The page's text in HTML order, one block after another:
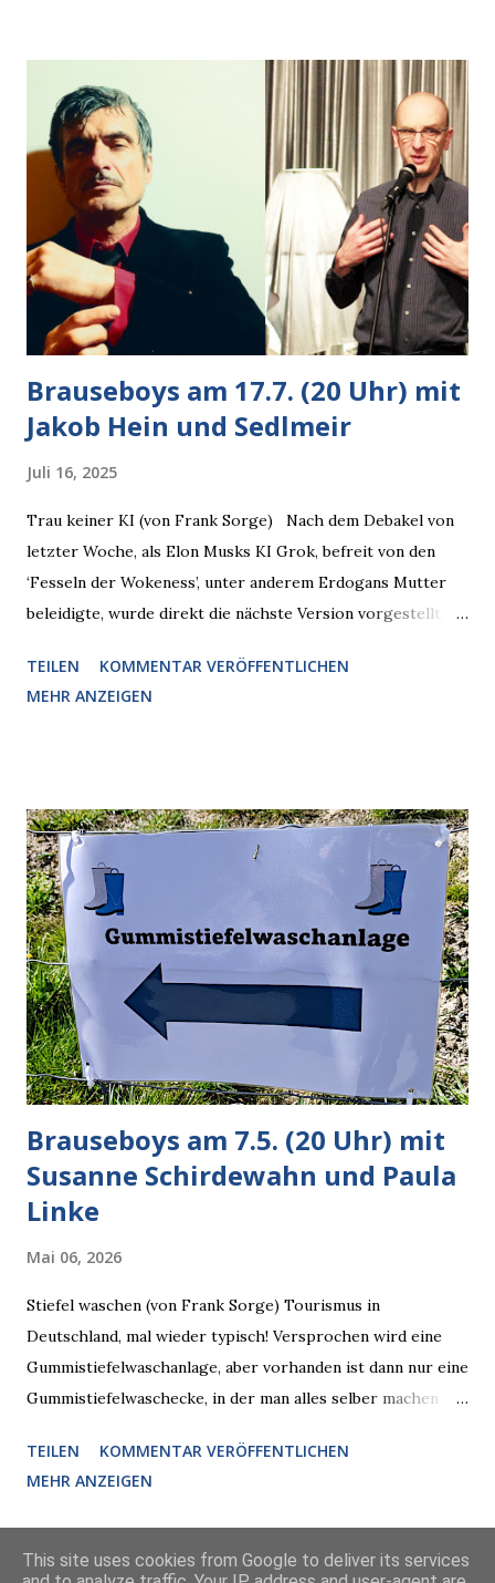
Krähe und ihn an, er die Krähe und mich, wir lächelten
gleichzeitig amüsiert. “Vorsicht!”, sagte ich zu ihm, “im
Wedding muss man immer aufpassen!” “Mach ich!”,
bestätigte der freundliche Nachbar, "Hab alles im Blick!”
Wir fixierten die ertappte Krähe, die sich zurückzog.
Heute ging sie leer aus, Abspann, Ende. Die Brauseboys am
Donnerstag, 4.6. (20 Uhr) Mit Mareike Barmeyer , Jobinski
und Bjarne Haus der Sinne (Ystader St...
Brauseboys am 17.7. (20 Uhr) mit
Jakob Hein und Sedlmeir
Juli 16, 2025
Trau keiner KI (von Frank Sorge) Nach dem Debakel von
letzter Woche, als Elon Musks KI Grok, befreit von den
‘Fesseln der Wokeness’, unter anderem Erdogans Mutter
beleidigte, wurde direkt die nächste Version vorgestellt,
radikalisierte, weil sie ohnehin kurz vor dem Austausch
stand. Das ist sogar recht logisch, aber nicht, um den
unauffälliger machen muss, damit die KI rechtslastig
argumentiert. So wird jetzt berichtet, dass der neue Grok
bei diversen Anfragen zu kontroversen Themen auf dem
Weg zu einer Antwort erst einmal Elons eigene Sicht der
Dinge auf Twitter abfragen und entscheidend relevant
verarbeiten muss. Das ist lächerlich und gefährlich
zugleich. Denn eine Information fehlt noch, Grok soll
künftig in den US-amerikanischen Behörden mitarbeiten,
zuvord...
TEILEN
KOMMENTAR VERÖFFENTLICHEN
MEHR ANZEIGEN
Brauseboys am 7.5. (20 Uhr) mit
Susanne Schirdewahn und Paula
Linke
Mai 06, 2026
Stiefel waschen (von Frank Sorge) Tourismus in
Deutschland, mal wieder typisch! Versprochen wird eine
Gummistiefelwaschanlage, aber vorhanden ist dann nur eine
Gummistiefelwaschecke, in der man alles selber machen
Susanne Schirdewahn und Paula Linke Haus der Sinne
(Ystader Str. 10) Es war ein schöner Ausflug in den
Reisen. Vor allem, wenn man so doppelt erlesenen Besuch
TEILEN
KOMMENTAR VERÖFFENTLICHEN
MEHR ANZEIGEN
This site uses cookies from Google to deliver its services